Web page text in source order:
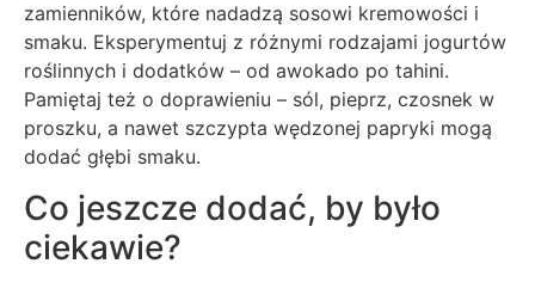
zamienników, które nadadzą sosowi kremowości i
smaku. Eksperymentuj z różnymi rodzajami jogurtów
roślinnych i dodatków – od awokado po tahini.
Pamiętaj też o doprawieniu – sól, pieprz, czosnek w
proszku, a nawet szczypta wędzonej papryki mogą
dodać głębi smaku.
Co jeszcze dodać, by było
ciekawie?